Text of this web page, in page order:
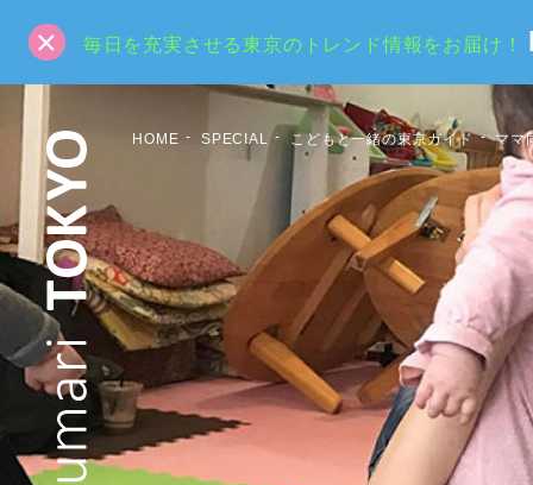
毎日を充実させる東京のトレンド情報をお届け！
HOME SPECIAL こどもと一緒の東京ガイド ママ